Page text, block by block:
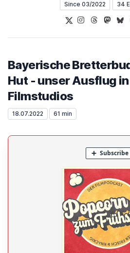
Since 03/2022 34
X Instagram
Threads
Bayerische
Hut - unser Ausflug
Filmstudios
18.07.2022 61 min